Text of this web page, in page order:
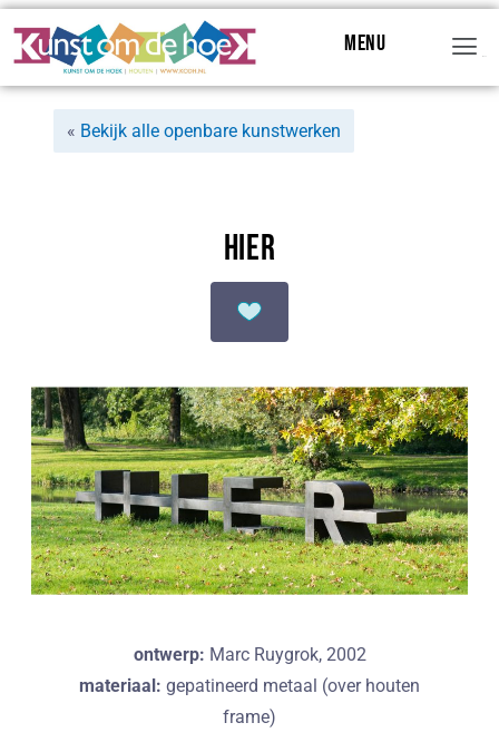
Menu
« Bekijk alle openbare kunstwerken
HIER
ontwerp: Marc Ruygrok, 2002
materiaal: gepatineerd metaal (over houten
frame)